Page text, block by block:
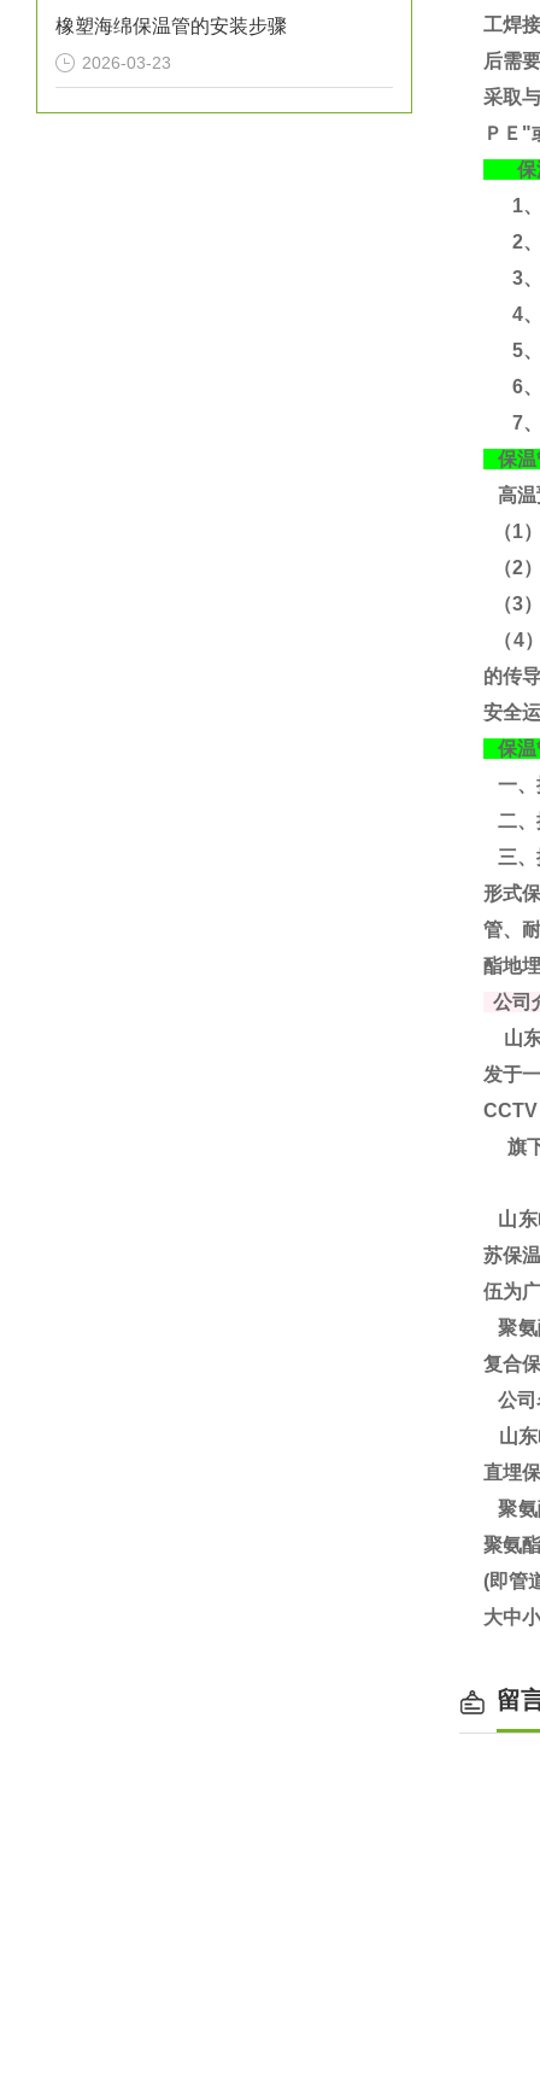
橡塑海绵保温管的安装步骤
2026-03-23
工焊
后需
采取
ＰＥ"
保
1、
2、
3、
4、
5、
6、
7、
保温
高温
（1
（2
（3
（4
的传
安全
保温
一、
二、
三、
形式
管、
酯地
公司
山东
发于
旗下
山东
苏保
伍为
聚
复合
公司
山东
直埋
聚氨
聚氨
(即管
大中
留